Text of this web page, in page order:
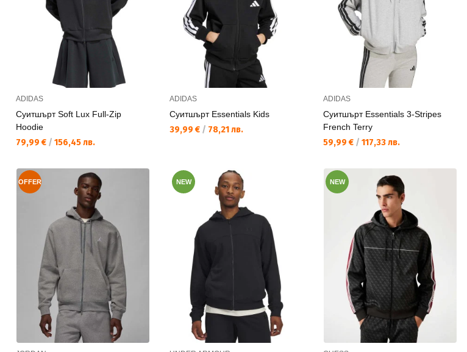
ADIDAS
Суитшърт Soft Lux Full-Zip
Hoodie
Текуща цена:
79,99 € / 156,45 лв.
ADIDAS
Суитшърт Essentials Kids
Текуща цена:
39,99 € / 78,21 лв.
ADIDAS
Суитшърт Essentials 3-Stripes
French Terry
Текуща цена:
59,99 € / 117,33 лв.
OFFER NEW NEW